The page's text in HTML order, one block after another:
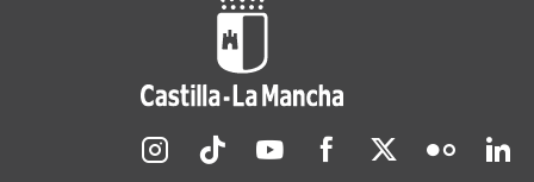
Redes sociales JCCM